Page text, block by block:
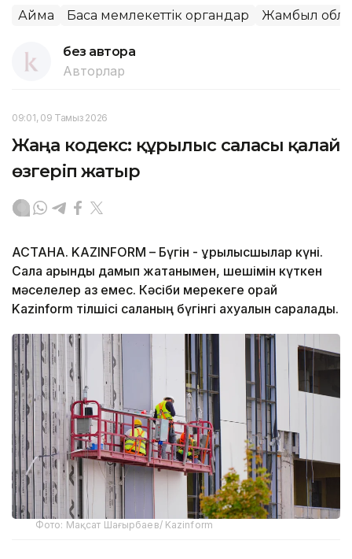
Аймақ Басқа мемлекеттік органдар Жамбыл
без автора
Авторлар
09:01, 09 Тамыз 2026
Жаңа кодекс: құрылыс саласы қалай
өзгеріп жатыр
АСТАНА. KAZINFORM – Бүгін - құрылысшылар күні.
Сала қарқынды дамып жатқанымен, шешімін күткен
мәселелер аз емес. Кәсіби мерекеге орай
Kazinform тілшісі саланың бүгінгі ахуалын саралады.
Фото: Мақсат Шағырбаев/ Kazinform